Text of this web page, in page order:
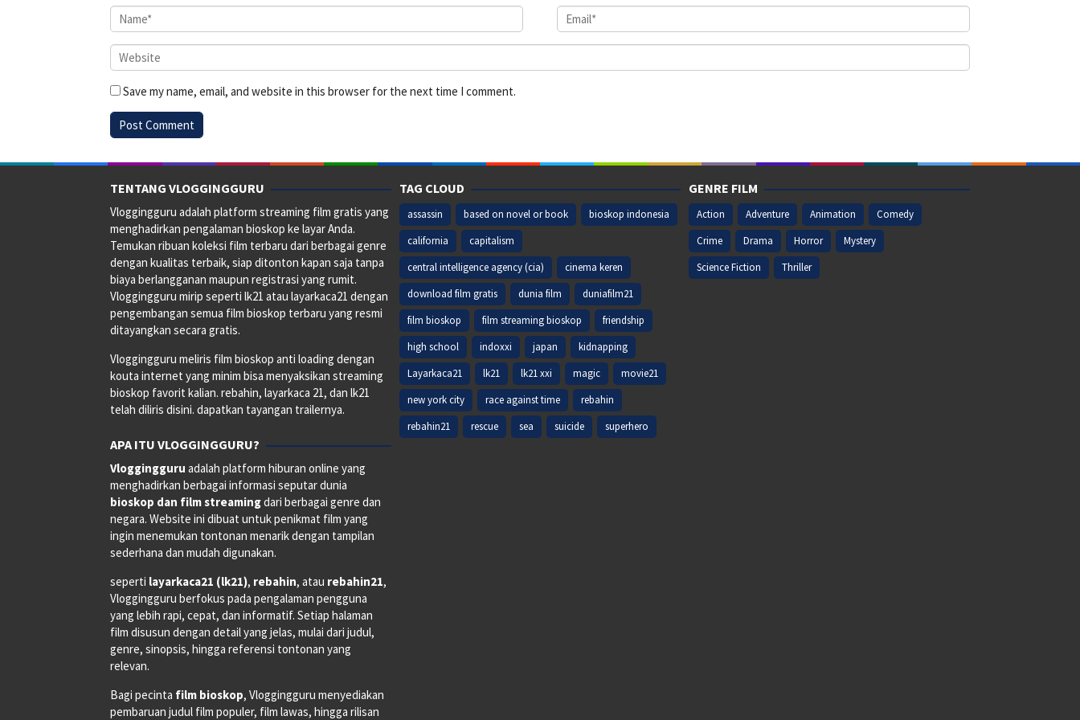
Save my name, email, and website in this browser for the next time I comment.
TENTANG VLOGGINGGURU
Vloggingguru adalah platform streaming film gratis yang
menghadirkan pengalaman bioskop ke layar Anda.
Temukan ribuan koleksi film terbaru dari berbagai genre
dengan kualitas terbaik, siap ditonton kapan saja tanpa
biaya berlangganan maupun registrasi yang rumit.
Vloggingguru mirip seperti lk21 atau layarkaca21 dengan
pengembangan semua film bioskop terbaru yang resmi
ditayangkan secara gratis.
Vloggingguru meliris film bioskop anti loading dengan
kouta internet yang minim bisa menyaksikan streaming
bioskop favorit kalian. rebahin, layarkaca 21, dan lk21
telah diliris disini. dapatkan tayangan trailernya.
APA ITU VLOGGINGGURU?
Vloggingguru adalah platform hiburan online yang
menghadirkan berbagai informasi seputar dunia
bioskop dan film streamingdari berbagai genre dan
negara. Website ini dibuat untuk penikmat film yang
ingin menemukan tontonan menarik dengan tampilan
sederhana dan mudah digunakan.
seperti layarkaca21 (lk21), rebahin, atau rebahin21,
Vloggingguru berfokus pada pengalaman pengguna
yang lebih rapi, cepat, dan informatif. Setiap halaman
film disusun dengan detail yang jelas, mulai dari judul,
genre, sinopsis, hingga referensi tontonan yang
relevan.
Bagi pecinta film bioskop, Vloggingguru menyediakan
pembaruan judul film populer, film lawas, hingga rilisan
TAG CLOUD
assassin based on novel or book
bioskop indonesia
california
capitalism
central intelligence agency (cia)
cinema keren
download film gratis
dunia film
duniafilm21
film bioskop
film streaming bioskop
friendship
high school
indoxxi japan
kidnapping
Layarkaca21
lk21 lk21 xxi magic
movie21
new york city
race against time
rebahin
rebahin21
rescue sea suicide superhero
GENRE FILM
Action Adventure Animation
Comedy
Crime
Drama Horror
Mystery
Science Fiction
Thriller